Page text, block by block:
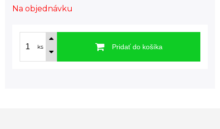
Na objednávku
ks Pridať do košíka